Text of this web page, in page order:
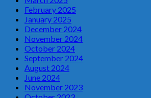
February 2025
January 2025
December 2024
November 2024
October 2024
September 2024
August 2024
June 2024
November 2023